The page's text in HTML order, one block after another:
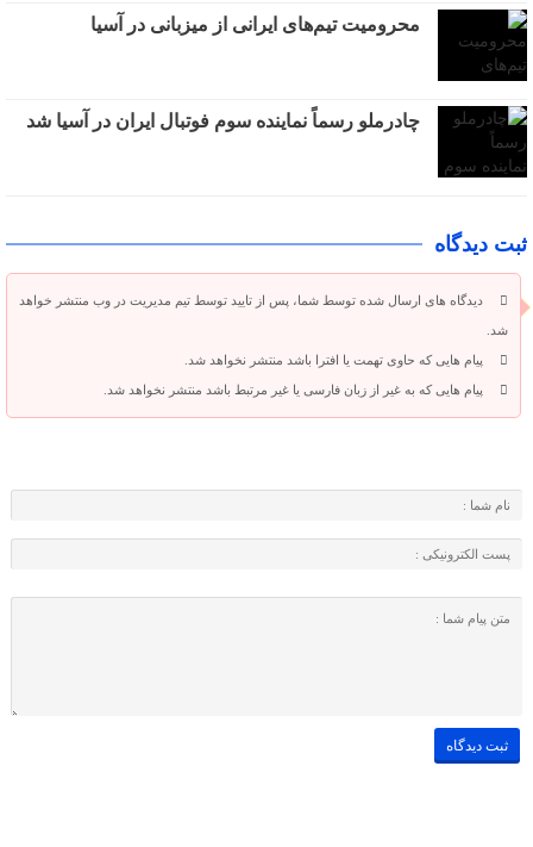
محرومیت تیم‌های ایرانی از میزبانی در آسیا
چادرملو رسماً نماینده سوم فوتبال ایران در آسیا شد
ثبت دیدگاه
دیدگاه های ارسال شده توسط شما، پس از تایید توسط تیم مدیریت در وب منتشر خواهد
شد.
پیام هایی که حاوی تهمت یا افترا باشد منتشر نخواهد شد.
پیام هایی که به غیر از زبان فارسی یا غیر مرتبط باشد منتشر نخواهد شد.